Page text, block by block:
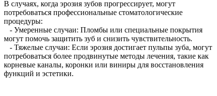
В случаях, когда эрозия зубов прогрессирует, могут
потребоваться профессиональные стоматологические
процедуры:
- Умеренные случаи: Пломбы или специальные покрытия
могут помочь защитить зуб и снизить чувствительность.
- Тяжелые случаи: Если эрозия достигает пульпы зуба, могут
потребоваться более продвинутые методы лечения, такие как
корневые каналы, коронки или виниры для восстановления
функций и эстетики.